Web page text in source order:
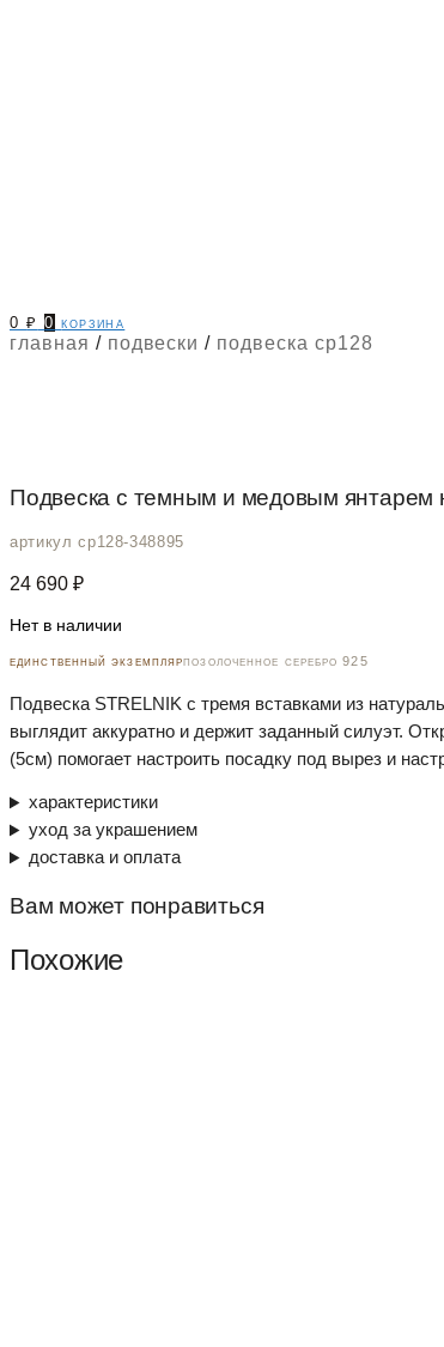
0₽ 0 корзина
главная / подвески / подвеска cp128
Подвеска с темным и медовым янтарем
артикул cp128-348895
24 690 ₽
Нет в наличии
единственный экземплярпозолоченное серебро 925
Подвеска STRELNIK с тремя вставками из
выглядит аккуратно и держит заданный силуэт.
(5см) помогает настроить посадку под вырез и
характеристики
уход за украшением
доставка и оплата
Вам может понравиться
Похожие